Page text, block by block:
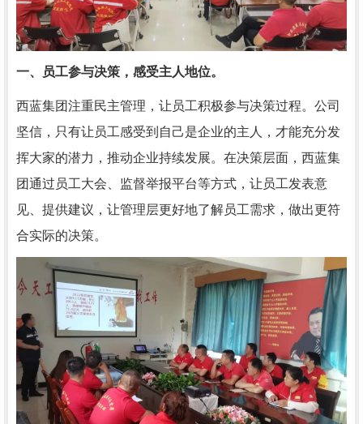
一、员工参与决策，感受主人地位。
西蓝集团注重民主管理，让员工积极参与决策过程。公司
坚信，只有让员工感受到自己是企业的主人，才能充分发
挥大家的潜力，推动企业持续发展。在决策层面，西蓝集
团通过员工大会、监督举报平台等方式，让员工发表意
见、提供建议，让管理层更好地了解员工需求，做出更符
合实际的决策。